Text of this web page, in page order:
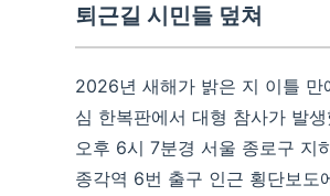
퇴근길 시민들 덮쳐
2026년 새해가 밝은 지 이틀 만
심 한복판에서 대형 참사가 발
오후 6시 7분경 서울 종로구 지
종각역 6번 출구 인근 횡단보도